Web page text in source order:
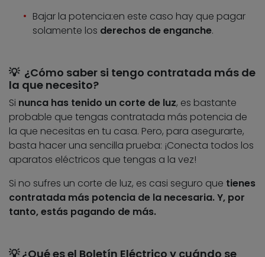
Bajar la potencia:en este caso hay que pagar
solamente los derechos de enganche.
💡 ¿Cómo saber si tengo contratada más de
la que necesito?
Si nunca has tenido un corte de luz, es bastante
probable que tengas contratada más potencia de
la que necesitas en tu casa. Pero, para asegurarte,
basta hacer una sencilla prueba: ¡Conecta todos los
aparatos eléctricos que tengas a la vez!
Si no sufres un corte de luz, es casi seguro que tienes
contratada más potencia de la necesaria. Y, por
tanto, estás pagando de más.
💡 ¿Qué es el Boletín Eléctrico y cuándo se